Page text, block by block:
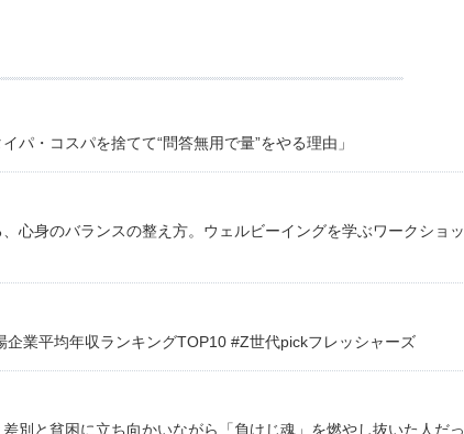
・コスパを捨てて“問答無用で量”をやる理由」
心身のバランスの整え方。ウェルビーイングを学ぶワークショッ
業平均年収ランキングTOP10 #Z世代pickフレッシャーズ
別と貧困に立ち向かいながら「負けじ魂」を燃やし抜いた人だっ